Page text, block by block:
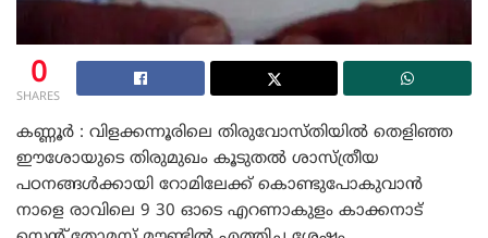
0
SHARES
കണ്ണൂർ : വിളക്കന്നൂരിലെ തിരുവോസ്തിയിൽ തെളിഞ്ഞ
ഈശോയുടെ തിരുമുഖം കൂടുതൽ ശാസ്ത്രീയ
പഠനങ്ങൾക്കായി റോമിലേക്ക് കൊണ്ടുപോകുവാൻ
നാളെ രാവിലെ 9 30 ഓടെ എറണാകുളം കാക്കനാട്